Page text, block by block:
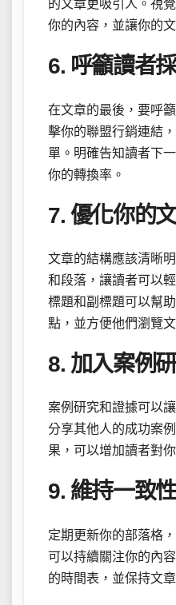
的文章更吸引人。視
你的內容，並讓你的
6. 呼籲讀者
在文章的最後，要呼
擊你的聯盟行銷連結
單。明確告知讀者下
你的轉換率。
7. 優化你的
文章的結構應該清晰
和段落，讓讀者可以
標題和副標題可以幫
點，並方便他們瀏覽
8. 加入案例
案例研究和證據可以
分享其他人的成功案
果，可以增加讀者對
9. 維持一致性
定期更新你的部落格
可以持續關注你的內
的時間表，並保持文